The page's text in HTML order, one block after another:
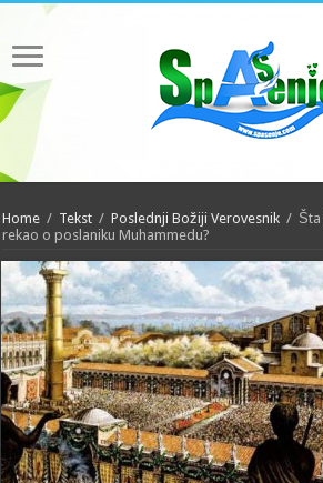
Home / Tekst / Poslednji Božiji Verovesnik /
rekao o poslaniku Muhammedu?